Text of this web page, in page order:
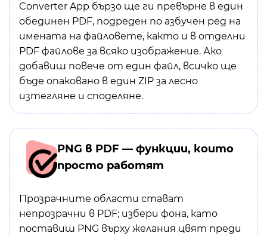
Converter App бързо ще ги превърне в един
обединен PDF, подреден по азбучен ред на
имената на файловете, както и в отделни
PDF файлове за всяко изображение. Ако
добавиш повече от един файл, всичко ще
бъде опаковано в един ZIP за лесно
изтегляне и споделяне.
PNG в PDF — функции, които
просто работят
Прозрачните области стават
непрозрачни в PDF; избери фона, като
поставиш PNG върху желания цвят преди